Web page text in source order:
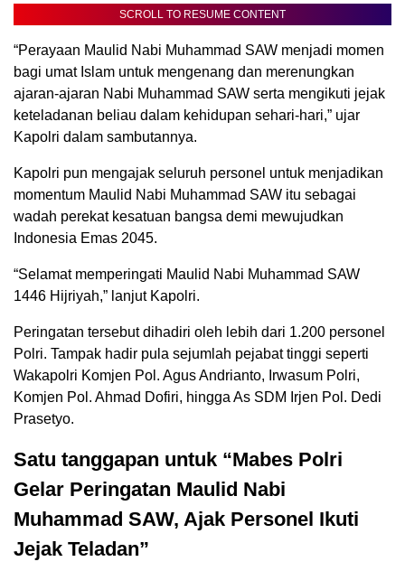
SCROLL TO RESUME CONTENT
“Perayaan Maulid Nabi Muhammad SAW menjadi momen
bagi umat Islam untuk mengenang dan merenungkan
ajaran-ajaran Nabi Muhammad SAW serta mengikuti jejak
keteladanan beliau dalam kehidupan sehari-hari,” ujar
Kapolri dalam sambutannya.
Kapolri pun mengajak seluruh personel untuk menjadikan
momentum Maulid Nabi Muhammad SAW itu sebagai
wadah perekat kesatuan bangsa demi mewujudkan
Indonesia Emas 2045.
“Selamat memperingati Maulid Nabi Muhammad SAW
1446 Hijriyah,” lanjut Kapolri.
Peringatan tersebut dihadiri oleh lebih dari 1.200 personel
Polri. Tampak hadir pula sejumlah pejabat tinggi seperti
Wakapolri Komjen Pol. Agus Andrianto, Irwasum Polri,
Komjen Pol. Ahmad Dofiri, hingga As SDM Irjen Pol. Dedi
Prasetyo.
Satu tanggapan untuk “Mabes Polri
Gelar Peringatan Maulid Nabi
Muhammad SAW, Ajak Personel Ikuti
Jejak Teladan”